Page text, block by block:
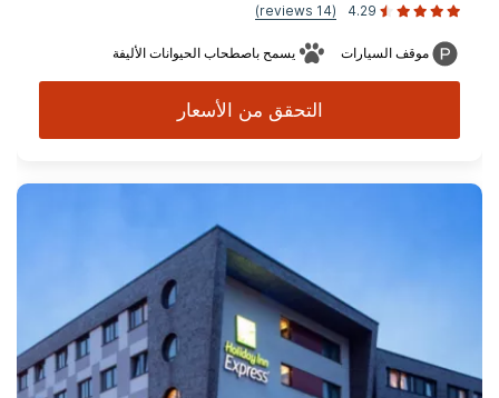
4.29
(14 reviews)
موقف السيارات يسمح باصطحاب الحيوانات الأليفة
التحقق من الأسعار